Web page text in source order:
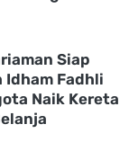
Siap
Fadhli
Naik Kereta